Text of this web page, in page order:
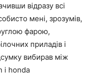
відразу всі
мені, зрозумів,
фарою,
приладів і
вибирав між
honda